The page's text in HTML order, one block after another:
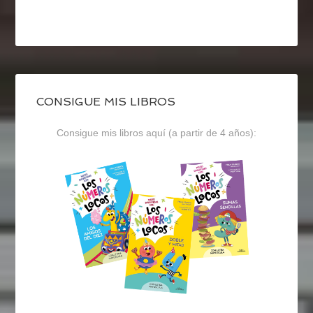
CONSIGUE MIS LIBROS
Consigue mis libros aquí (a partir de 4 años):